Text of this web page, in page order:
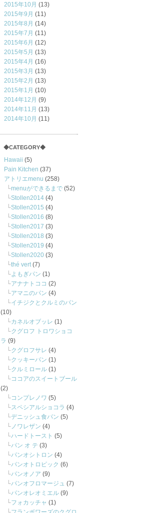
2015年10月 (13)
2015年9月 (11)
2015年8月 (14)
2015年7月 (11)
2015年6月 (12)
2015年5月 (13)
2015年4月 (16)
2015年3月 (13)
2015年2月 (13)
2015年1月 (10)
2014年12月 (9)
2014年11月 (13)
2014年10月 (11)
◆CATEGORY◆
Hawaii (5)
Pain Kitchen (37)
アトリエmenu (258)
menuができるまで (52)
Stollen2014 (4)
Stollen2015 (4)
Stollen2016 (8)
Stollen2017 (3)
Stollen2018 (3)
Stollen2019 (4)
Stollen2020 (3)
thé vert(7)
よもぎパン (1)
アナナトココ (2)
アマニのパン (4)
イチジクとクルミのパン
(10)
カネルオブッレ (1)
クグロフ トロワショコ
ラ (9)
クグロフサレ (4)
クッキーパン (1)
クルミロール (1)
ココアのスイートブール
(2)
コンプレノワ (5)
スペシアルショコラ (4)
デニッシュ食パン (5)
ノワレザン (4)
ハードトースト (5)
パン オ テ (3)
パンオシトロン (4)
パンオトロピック (6)
パンオノア (9)
パンオフロマージュ (7)
パンオレオミエル (9)
フォカッチャ (1)